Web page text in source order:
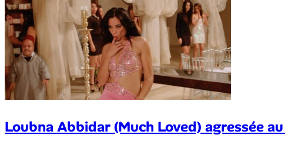
Loubna Abbidar (Much Loved) agressée